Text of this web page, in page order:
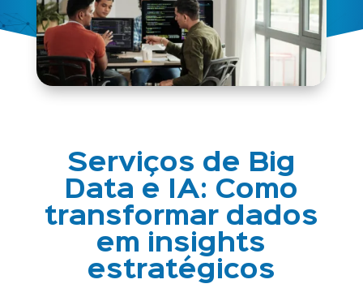
Serviços de Big
Data e IA: Como
transformar dados
em insights
estratégicos